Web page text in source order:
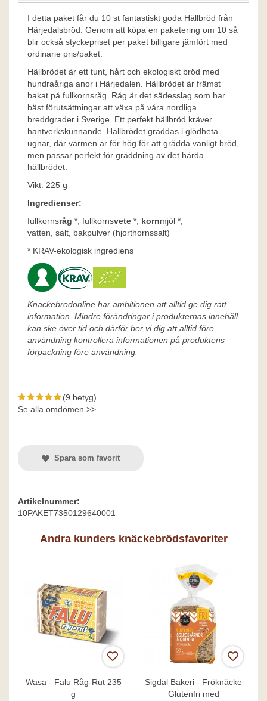
I detta paket får du 10 st fantastiskt goda Hällbröd från
Härjedalsbröd. Genom att köpa en paketering om 10 så
blir också styckepriset per paket billigare jämfört med
ordinarie pris/paket.
Hällbrödet är ett tunt, hårt och ekologiskt bröd med
hundraåriga anor i Härjedalen. Hällbrödet är främst
bakat på fullkornsråg. Råg är det sädesslag som har
bäst förutsättningar att växa på våra nordliga
breddgrader i Sverige. Ett perfekt hällbröd kräver
hantverkskunnande. Hällbrödet gräddas i glödheta
ugnar, där värmen är för hög för att grädda vanligt bröd,
men passar perfekt för gräddning av det hårda
hällbrödet.
Vikt: 225 g
Ingredienser:
fullkornsråg *, fullkornsvete *, kornmjöl *,
vatten, salt, bakpulver (hjorthornssalt)
* KRAV-ekologisk ingrediens
Knackebrodonline har ambitionen att alltid ge dig rätt
information. Mindre förändringar i produkternas innehåll
kan ske över tid och därför ber vi dig att alltid före
användning kontrollera informationen på produktens
förpackning före användning.
(9 betyg)
Se alla omdömen >>
Spara som favorit
Artikelnummer:
10PAKET7350129640001
Andra kunders knäckebrödsfavoriter
Wasa - Falu Råg-Rut 235
g
Sigdal Bakeri - Fröknäcke
Glutenfri med